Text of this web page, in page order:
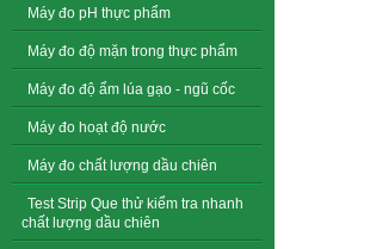
Máy đo pH thực phẩm
Máy đo độ mặn trong thực phẩm
Máy đo độ ẩm lúa gạo - ngũ cốc
Máy đo hoạt độ nước
Máy đo chất lượng dầu chiên
Test Strip Que thử kiểm tra nhanh
chất lượng dầu chiên